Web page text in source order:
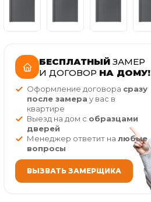
БЕСПЛАТНЫЙ ЗАМЕР
И ДОГОВОР НА ДОМУ!
Оформление договора сразу
после замера у вас в
квартире
Выезд на дом с образцами
дверей
Менеджер ответит на любые
вопросы
ВЫЗВАТЬ ЗАМЕРЩИКА